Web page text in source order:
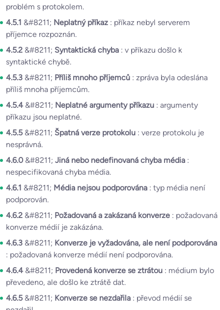
problém s protokolem.
4.5.1 &#8211; Neplatný příkaz : příkaz nebyl serverem
příjemce rozpoznán.
4.5.2 &#8211; Syntaktická chyba : v příkazu došlo k
syntaktické chybě.
4.5.3 &#8211; Příliš mnoho příjemců : zpráva byla odeslána
příliš mnoha příjemcům.
4.5.4 &#8211; Neplatné argumenty příkazu : argumenty
příkazu jsou neplatné.
4.5.5 &#8211; Špatná verze protokolu : verze protokolu je
nesprávná.
4.6.0 &#8211; Jiná nebo nedefinovaná chyba média :
nespecifikovaná chyba média.
4.6.1 &#8211; Média nejsou podporována : typ média není
podporován.
4.6.2 &#8211; Požadovaná a zakázaná konverze : požadovaná
konverze médií je zakázána.
4.6.3 &#8211; Konverze je vyžadována, ale není podporována
: požadovaná konverze médií není podporována.
4.6.4 &#8211; Provedená konverze se ztrátou : médium bylo
převedeno, ale došlo ke ztrátě dat.
4.6.5 &#8211; Konverze se nezdařila : převod médií se